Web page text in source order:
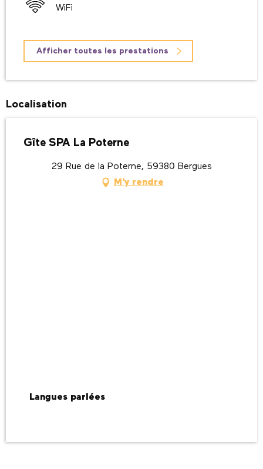
WiFi
Afficher toutes les prestations
Localisation
Gîte SPA La Poterne
29 Rue de la Poterne, 59380 Bergues
M'y rendre
Langues parlées
Langues parlées